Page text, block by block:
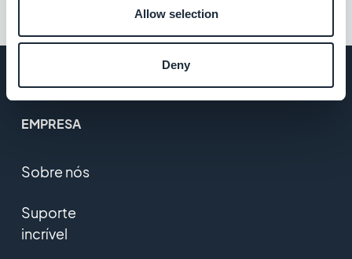
Allow selection
Deny
EMPRESA
Sobre nós
Suporte
incrível